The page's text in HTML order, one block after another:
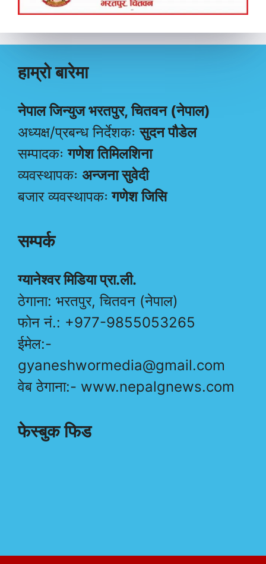
हाम्रो बारेमा
नेपाल जिन्युज भरतपुर, चितवन (नेपाल)
अध्यक्ष/प्रबन्ध निर्देशकःसुदन पौडेल
सम्पादकःगणेश तिमिलशिना
व्यवस्थापकः अन्जना सुवेदी
बजार व्यवस्थापकः गणेश जिसि
सम्पर्क
ग्यानेश्वर मिडिया प्रा.ली.
ठेगाना: भरतपुर, चितवन (नेपाल)
फोन नं.: +977-9855053265
ईमेल:-
gyaneshwormedia@gmail.com
वेब ठेगाना:- www.nepalgnews.com
फेस्बुक फिड